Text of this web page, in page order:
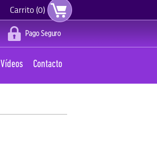
Carrito (0)
Vídeos Contacto